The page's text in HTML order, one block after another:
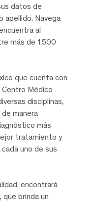
datos de
apellido. Navega
al
más de 1,500
que cuenta con
Centro Médico
disciplinas,
manera
más
tratamiento y
uno de sus
encontrará
brinda un